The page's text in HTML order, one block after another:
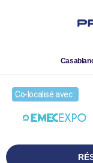
Co-localisé avec :